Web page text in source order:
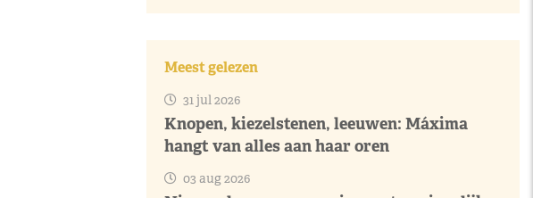
Meest gelezen
31 jul 2026
Knopen, kiezelstenen, leeuwen: Máxima
hangt van alles aan haar oren
03 aug 2026